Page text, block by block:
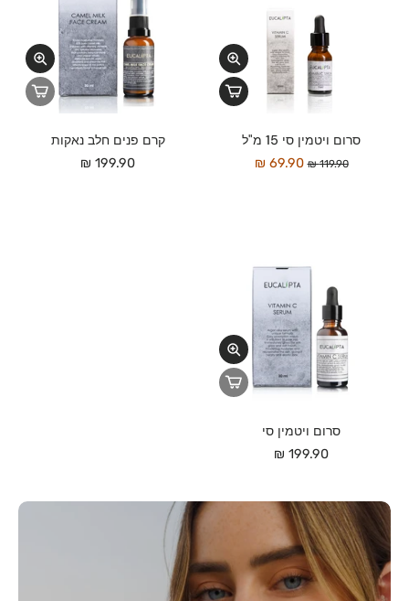
סרום ויטמין סי 15 מ"ל
119.90 ₪
69.90 ₪
קרם פנים חלב נאקות
199.90 ₪
סרום ויטמין סי
199.90 ₪